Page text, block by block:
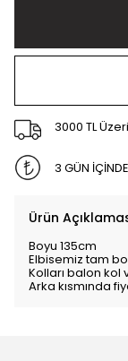
3000 TL
3 GÜN
Ürün
Boyu 135cm
Elbisemiz tam
Kolları balon kol
Arka kısmında